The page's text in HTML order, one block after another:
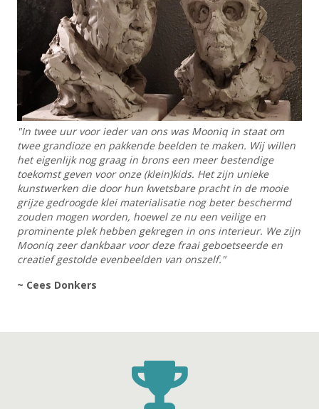
"In twee uur voor ieder van ons was Mooniq in staat om
twee grandioze en pakkende beelden te maken. Wij willen
het eigenlijk nog graag in brons een meer bestendige
toekomst geven voor onze (klein)kids. Het zijn unieke
kunstwerken die door hun kwetsbare pracht in de mooie
grijze gedroogde klei materialisatie nog beter beschermd
zouden mogen worden, hoewel ze nu een veilige en
prominente plek hebben gekregen in ons interieur. We zijn
Mooniq zeer dankbaar voor deze fraai geboetseerde en
creatief gestolde evenbeelden van onszelf."
~ Cees Donkers